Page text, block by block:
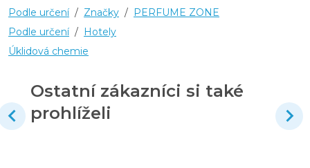
Podle určení / Značky / PERFUME ZONE
Podle určení / Hotely
Úklidová chemie
Ostatní zákazníci si také
prohlíželi